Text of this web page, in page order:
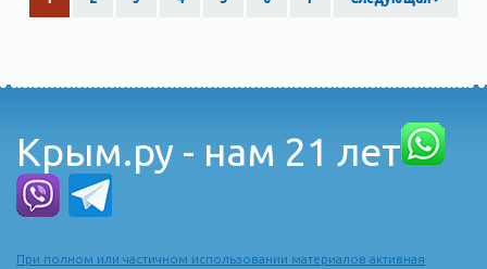
Крым.ру - нам 21 лет
При полном или частичном использовании материалов активная